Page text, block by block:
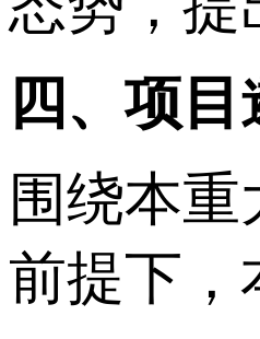
四、项
围绕本
前提下，